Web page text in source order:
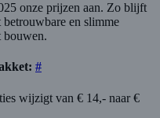
onze prijzen aan. Zo blijft
en slimme
bouwen.
#
wijzigt van € 14,- naar €